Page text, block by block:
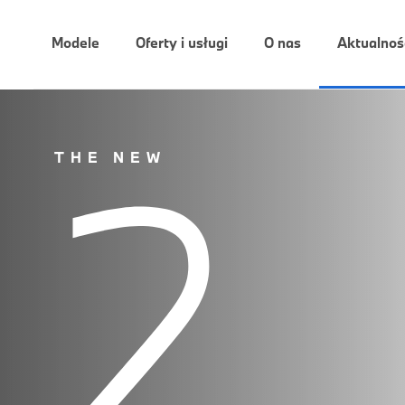
Modele Oferty i usługi O nas
THE NEW